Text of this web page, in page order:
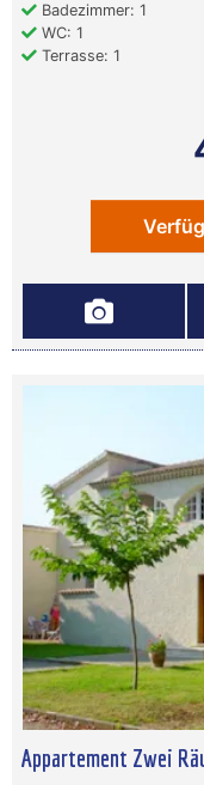
Badezimmer: 1
WC: 1
Terrasse: 1
Appartement Zwei